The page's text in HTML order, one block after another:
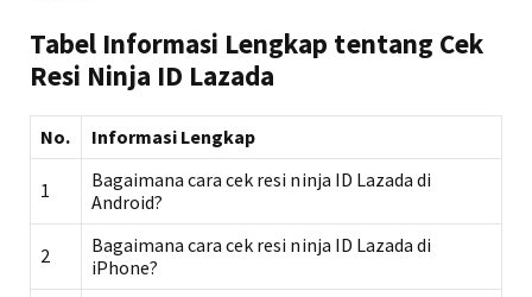
Tabel Informasi Lengkap tentang Cek
Resi Ninja ID Lazada
No. Informasi Lengkap
1
Bagaimana cara cek resi ninja ID Lazada di
Android?
2
Bagaimana cara cek resi ninja ID Lazada di
iPhone?